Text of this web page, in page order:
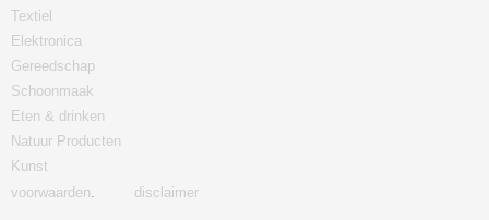
Textiel
Elektronica
Gereedschap
Schoonmaak
Eten & drinken
Natuur Producten
Kunst
voorwaarden. disclaimer